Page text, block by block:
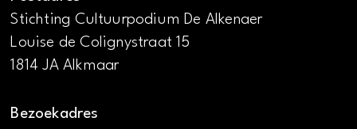
Stichting Cultuurpodium De Alkenaer
Louise de Colignystraat 15
1814 JA Alkmaar
Bezoekadres